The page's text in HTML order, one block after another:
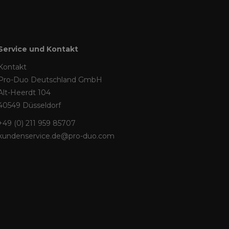
und Kontakt
Duo Deutschland GmbH
Heerdt 104
Düsseldorf
(0) 211 959 85707
duo.com